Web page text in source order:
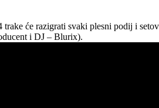
će razigrati svaki plesni podij i
i DJ – Blurix).